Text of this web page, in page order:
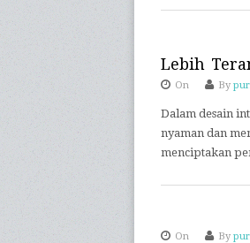
Lebih
On By
Dalam desain
nyaman dan
menciptakan
On By